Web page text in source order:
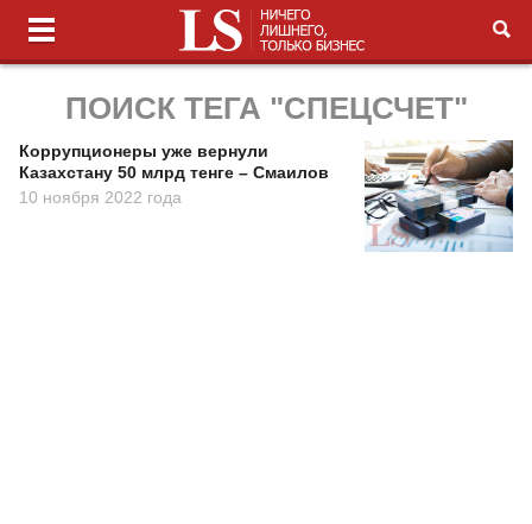
ПОИСК ТЕГА "СПЕЦСЧЕТ"
Коррупционеры уже вернули
Казахстану 50 млрд тенге – Смаилов
10 ноября 2022 года